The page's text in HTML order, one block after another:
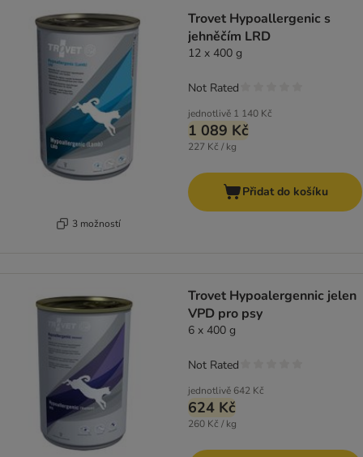
3 možností
Trovet Hypoallergenic s
jehněčím LRD
12 x 400 g
jednotlivě 1 140 Kč
1 089 Kč
227 Kč / kg
Not Rated
Přidat do košíku
Trovet Hypoalergennic jelen
VPD pro psy
6 x 400 g
jednotlivě 642 Kč
624 Kč
260 Kč / kg
Not Rated